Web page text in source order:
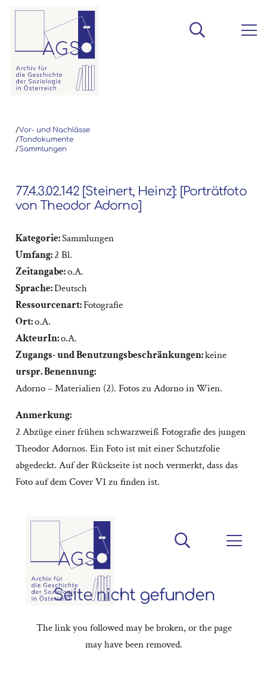
/Vor- und Nachlässe
/Tondokumente
/Sammlungen
77.4.3.02.142 [Steinert, Heinz]: [Porträtfoto
von Theodor Adorno]
Kategorie:Sammlungen
Umfang:2 Bl.
Zeitangabe:o.A.
Sprache:Deutsch
Ressourcenart:Fotografie
Ort:o.A.
AkteurIn:o.A.
Zugangs- und Benutzungsbeschränkungen:keine
urspr. Benennung:
Adorno – Materialien (2). Fotos zu Adorno in Wien.
Anmerkung:
2 Abzüge einer frühen schwarzweiß Fotografie des jungen
Theodor Adornos. Ein Foto ist mit einer Schutzfolie
abgedeckt. Auf der Rückseite ist noch vermerkt, dass das
Foto auf dem Cover V1 zu finden ist.